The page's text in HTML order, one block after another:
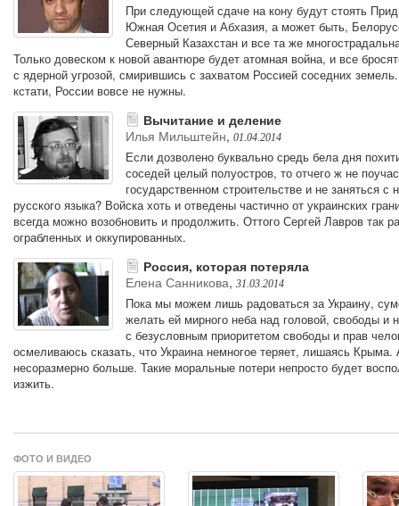
При следующей сдаче на кону будут стоять
Южная Осетия и Абхазия, а может быть,
Северный Казахстан и все та же
Только довеском к новой авантюре будет атомная война, и все
с ядерной угрозой, смирившись с захватом Россией соседних
кстати, России вовсе не нужны.
Вычитание и деление
Илья Мильштейн, 01.04.2014
Если дозволено буквально средь бела дня
соседей целый полуостров, то отчего ж не
государственном строительстве и не заняться с
русского языка? Войска хоть и отведены частично от украинских
всегда можно возобновить и продолжить. Оттого Сергей Лавров так
ограбленных и оккупированных.
Россия, которая потеряла
Елена Санникова, 31.03.2014
Пока мы можем лишь радоваться за Украину,
желать ей мирного неба над головой, свободы и
с безусловным приоритетом свободы и прав
осмеливаюсь сказать, что Украина немногое теряет, лишаясь
несоразмерно больше. Такие моральные потери непросто будет
изжить.
ФОТО И ВИДЕО